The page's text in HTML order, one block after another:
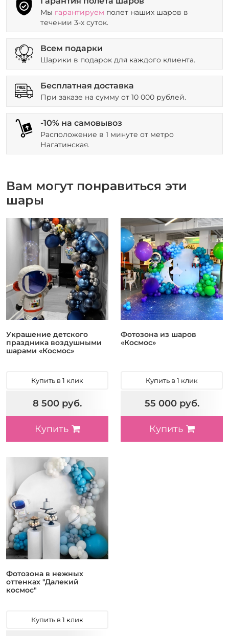
Мы гарантируем полет наших шаров в
течении 3-х суток.
Всем подарки
Шарики в подарок для каждого клиента.
Бесплатная доставка
При заказе на сумму от 10 000 рублей.
-10% на самовывоз
Расположение в 1 минуте от метро
Нагатинская.
Вам могут понравиться эти
шары
Украшение детского
праздника воздушными
шарами «Космос»
Купить в 1 клик
8 500 руб.
Купить
Фотозона из шаров
«Космос»
Купить в 1 клик
55 000 руб.
Купить
Фотозона в нежных
оттенках "Далекий
космос"
Купить в 1 клик